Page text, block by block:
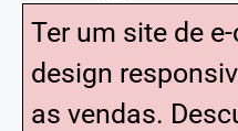
Ter um site de
design
as vendas.